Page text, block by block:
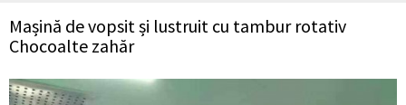
Mașină de vopsit și lustruit cu tambur rotativ
Chocoalte zahăr